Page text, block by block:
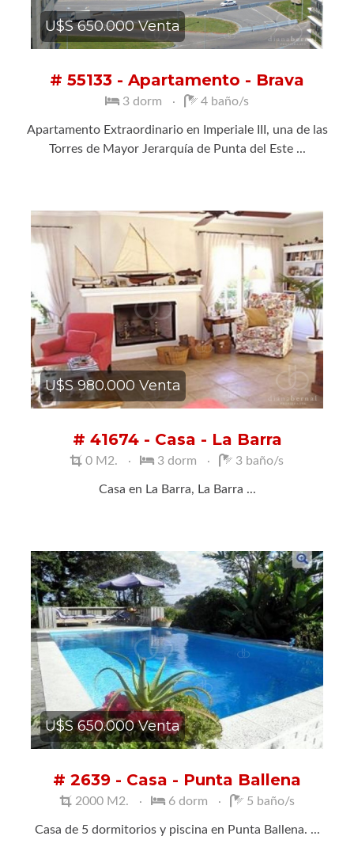
U$S 650.000 Venta
# 55133 - Apartamento - Brava
3 dorm 4 baño/s
Apartamento Extraordinario en Imperiale III, una de las
Torres de Mayor Jerarquía de Punta del Este ...
U$S 980.000 Venta
# 41674 - Casa - La Barra
0 M2. 3 dorm 3 baño/s
Casa en La Barra, La Barra ...
U$S 650.000 Venta
# 2639 - Casa - Punta Ballena
2000 M2. 6 dorm 5 baño/s
Casa de 5 dormitorios y piscina en Punta Ballena. ...